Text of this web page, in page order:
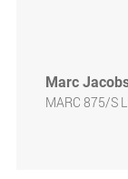
Marc
MARC 875/S